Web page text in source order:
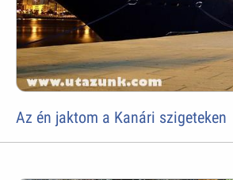
Az én jaktom a Kanári szigeteken